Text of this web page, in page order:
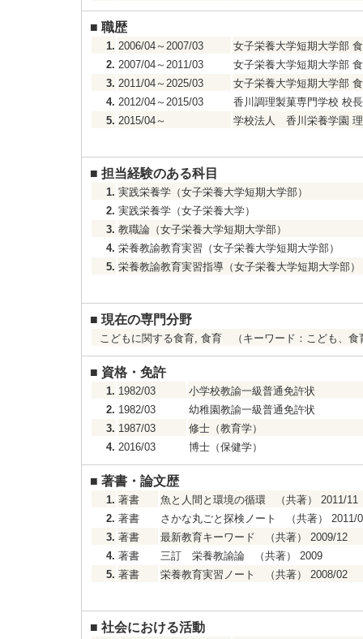
■ 職歴
1. 2006/04～2007/03
女子栄養大学短期大学部
2. 2007/04～2011/03
女子栄養大学短期大学部
3. 2011/04～2025/03
女子栄養大学短期大学部
4. 2012/04～2015/03
香川調理製菓専門学校 校長
5. 2015/04～ 学校法人 香川栄養学園
■ 担当経験のある科目
1. 実践栄養学（女子栄養大学短期大学部）
2. 実践栄養学（女子栄養大学）
3. 教職論（女子栄養大学短期大学部）
4. 栄養教諭教育実習（女子栄養大学短期大学部）
5. 栄養教諭教育実習指導（女子栄養大学短期大学部）
■ 現在の専門分野
こどもに関する食育, 食育 （キーワード：こども、
■ 資格・免許
1. 1982/03
小学校教諭一級普通免許状
2. 1982/03
幼稚園教諭一級普通免許状
3. 1987/03
修士（教育学）
4. 2016/03 博士（保健学）
■ 著書・論文歴
1. 著書
魚と人間と環境の循環 （共著） 2011/11
2. 著書
さかな丸ごと探検ノート （共著） 2011/
3. 著書
最新教育キーワード （共著） 2009/12
4. 著書
三訂 栄養教諭論 （共著） 2009
5. 著書 栄養教育実習ノート （共著） 2008/02
■ 社会における活動